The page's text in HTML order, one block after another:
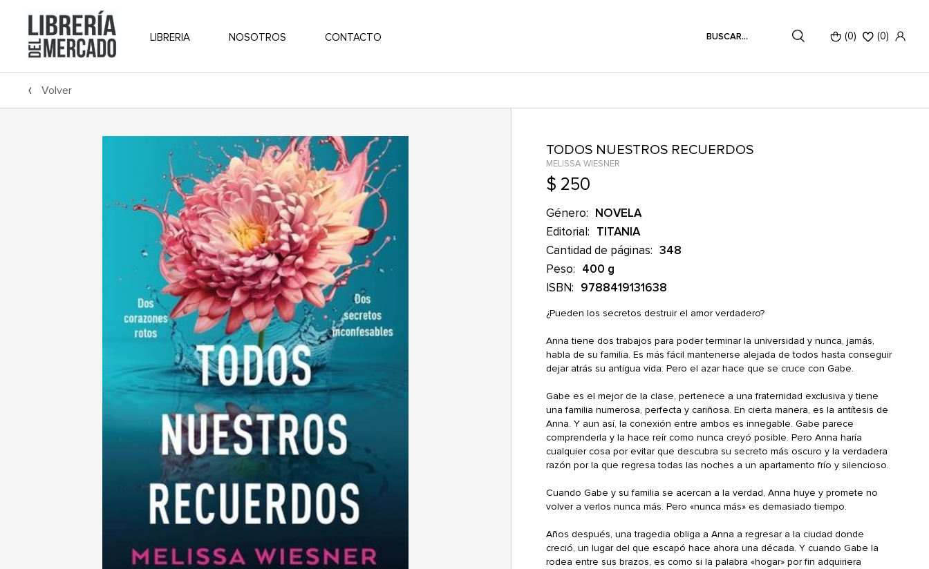
LIBRERIA NOSOTROS CONTACTO (0) (0)
Volver
TODOS NUESTROS RECUERDOS
MELISSA WIESNER
$ 250
Género: NOVELA
Editorial: TITANIA
Cantidad de páginas: 348
Peso: 400 g
ISBN: 9788419131638
¿Pueden los secretos destruir el amor verdadero?
Anna tiene dos trabajos para poder terminar la universidad y nunca, jamás,
habla de su familia. Es más fácil mantenerse alejada de todos hasta conseguir
dejar atrás su antigua vida. Pero el azar hace que se cruce con Gabe.
Gabe es el mejor de la clase, pertenece a una fraternidad exclusiva y tiene
una familia numerosa, perfecta y cariñosa. En cierta manera, es la antítesis de
Anna. Y aun así, la conexión entre ambos es innegable. Gabe parece
comprenderla y la hace reír como nunca creyó posible. Pero Anna haría
cualquier cosa por evitar que descubra su secreto más oscuro y la verdadera
razón por la que regresa todas las noches a un apartamento frío y silencioso.
Cuando Gabe y su familia se acercan a la verdad, Anna huye y promete no
volver a verlos nunca más. Pero «nunca más» es demasiado tiempo.
Años después, una tragedia obliga a Anna a regresar a la ciudad donde
creció, un lugar del que escapó hace ahora una década. Y cuando Gabe la
rodea entre sus brazos, es como si la palabra «hogar» por fin adquiriera